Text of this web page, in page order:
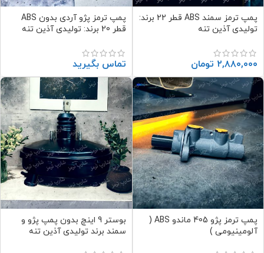
پمپ ترمز سمند ABS قطر 22 برند:
تولیدی آذین تنه
۲,۸۸۰,۰۰۰ تومان
پمپ ترمز پژو آردی بدون ABS
قطر 20 برند: تولیدی آذین تنه
تماس بگیرید
پمپ ترمز پژو 405 ماندو ABS (
آلومینیومی )
بوستر 9 اینچ بدون پمپ پژو و
سمند برند تولیدی آذین تنه